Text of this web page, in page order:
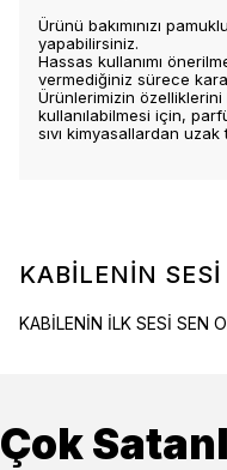
Ürünü bakımınızı
yapabilirsiniz.
Hassas kullanımı
vermediğiniz sürece
Ürünlerimizin
kullanılabilmesi için,
sıvı kimyasallardan
KABİLENİN SESİ
KABİLENİN İLK SESİ SEN
Çok